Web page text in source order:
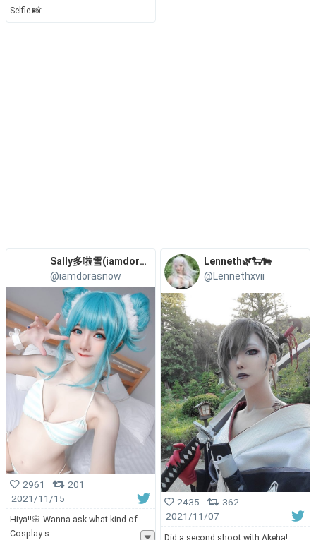
Selfie 📸
Sally多啦雪(iamdorasnow)
@iamdorasnow
2961
201
2021/11/15
Hiya!!🌸 Wanna ask what kind of
Cosplay s
Lenneth🌿🐑🐄
@Lennethxvii
2435
362
2021/11/07
Did a second shoot with Akeha!